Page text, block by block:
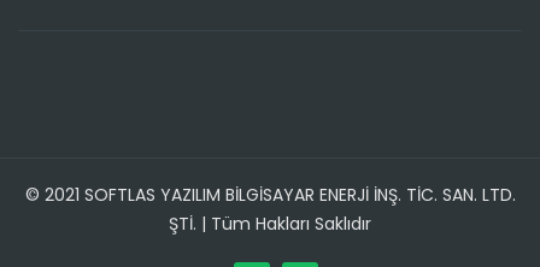
© 2021 SOFTLAS YAZILIM BİLGİSAYAR ENERJİ İNŞ. TİC. SAN. LTD.
ŞTİ. | Tüm Hakları Saklıdır